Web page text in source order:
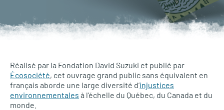
Réalisé par la Fondation David Suzuki et publié par
Écosociété, cet ouvrage grand public sans équivalent en
français aborde une large diversité d’injustices
environnementales à l’échelle du Québec, du Canada et du
monde.